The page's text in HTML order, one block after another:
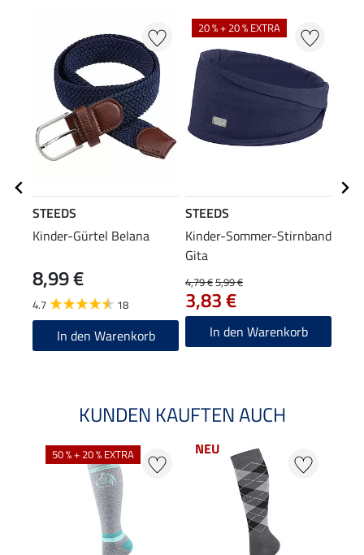
STEEDS
Kinder-Gürtel Belana
8,99 €
4.7 18
In den Warenkorb
20 % + 20 % EXTRA
STEEDS
Kinder-Sommer-Stirnband
Gita
4,79 €5,99 €
3,83 €
In den Warenkorb
KUNDEN KAUFTEN AUCH
50 % + 20 % EXTRA NEU